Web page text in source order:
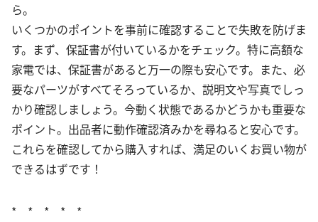
ら。
いくつかのポイントを事前に確認することで失敗を防げま
す。まず、保証書が付いているかをチェック。特に高額な
家電では、保証書があると万一の際も安心です。また、必
要なパーツがすべてそろっているか、説明文や写真でしっ
かり確認しましょう。今動く状態であるかどうかも重要な
ポイント。出品者に動作確認済みかを尋ねると安心です。
これらを確認してから購入すれば、満足のいくお買い物が
できるはずです！
* * * * *